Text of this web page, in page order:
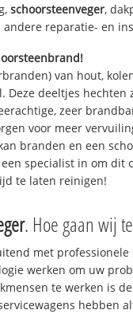
schoorsteenveger,
andere reparatie- en
van hout,
Deze deeltjes
zeer
voor meer
branden en een
een specialist in om
te laten reinigen!
. Hoe gaan wij
met professionele
werken om uw
te werken is
hebben